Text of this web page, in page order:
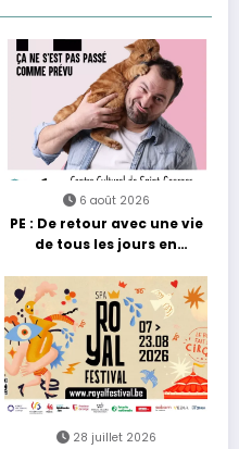
6 août 2026
PE : De retour avec une vie
de tous les jours en
28 juillet 2026